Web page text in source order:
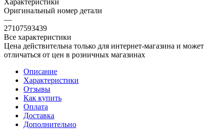
Оригинальный номер детали
—
27107593439
Все характеристики
Цена действительна только для интернет-магазина и может
отличаться от цен в розничных магазинах
Описание
Характеристики
Отзывы
Как купить
Оплата
Доставка
Дополнительно